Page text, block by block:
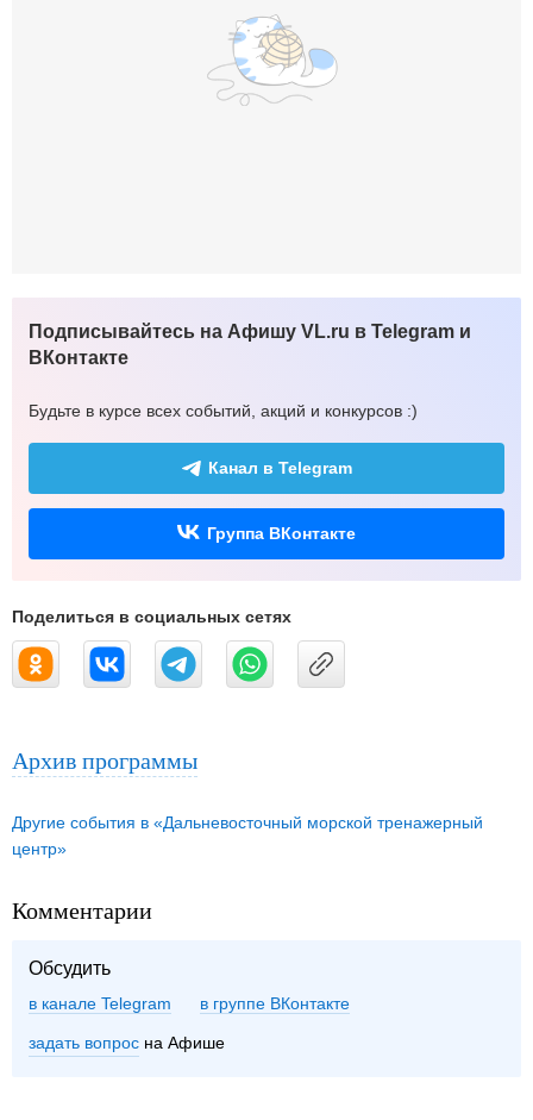
Подписывайтесь на Афишу VL.ru в Telegram и
ВКонтакте
Будьте в курсе всех событий, акций и конкурсов :)
Канал в Telegram
Группа ВКонтакте
Поделиться в социальных сетях
Архив программы
Другие события в «Дальневосточный морской тренажерный
центр»
Комментарии
Обсудить
в канале Telegram группе ВКонтакте
задать вопрос на Афише